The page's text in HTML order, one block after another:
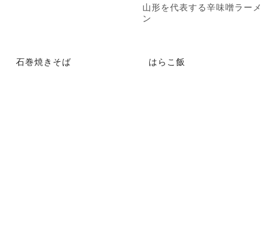
山形を代表する辛味噌ラーメ
ン
石巻焼きそば はらこ飯